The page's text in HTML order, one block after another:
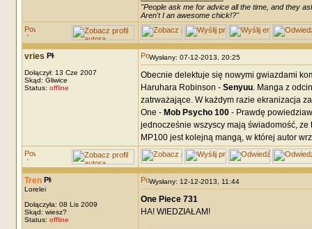
"People ask me for advice all the time, and they
Aren't I an awesome chick!?"
vries
Dołączył: 13 Cze 2007
Skąd: Gliwice
Status: offline
Wysłany: 07-12-2013, 20:25
Obecnie delektuje się nowymi gwiazdami
Haruhara Robinson - Senyuu. Manga z
zatrważające. W każdym razie ekranizacja
One -Mob Psycho 100- Prawdę
jednocześnie wszyscy mają świadomość, ze
MP100 jest kolejną mangą, w której autor
Tren
Lorelei
Dołączyła: 08 Lis 2009
Skąd: wiesz?
Status: offline
Wysłany: 12-12-2013, 11:44
One Piece 731
HA! WIEDZIAŁAM!